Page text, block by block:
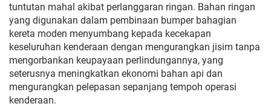
tuntutan mahal akibat perlanggaran ringan. Bahan ringan
yang digunakan dalam pembinaan bumper bahagian
kereta moden menyumbang kepada kecekapan
keseluruhan kenderaan dengan mengurangkan jisim tanpa
mengorbankan keupayaan perlindungannya, yang
seterusnya meningkatkan ekonomi bahan api dan
mengurangkan pelepasan sepanjang tempoh operasi
kenderaan.